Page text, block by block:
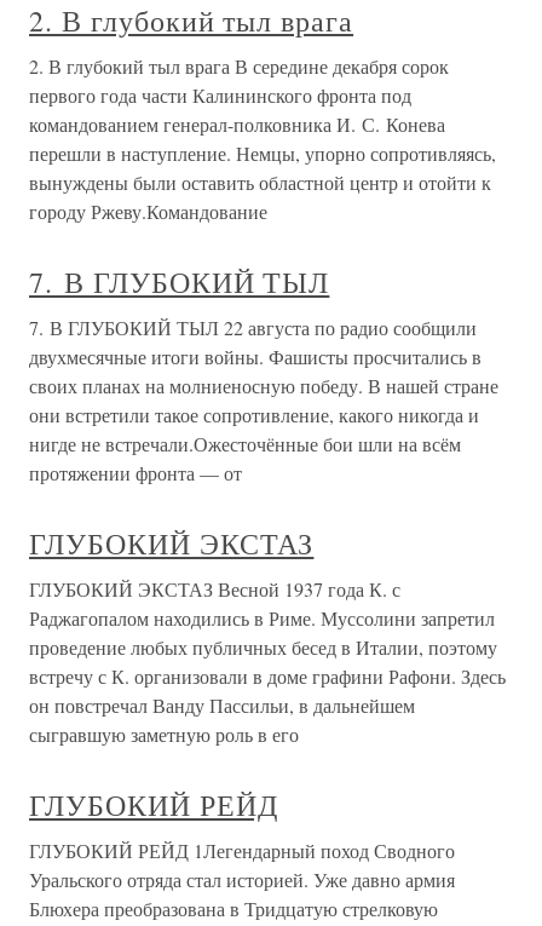
2. В глубокий тыл врага
2. В глубокий тыл врага В середине декабря сорок
первого года части Калининского фронта под
командованием генерал-полковника И. С. Конева
перешли в наступление. Немцы, упорно сопротивляясь,
вынуждены были оставить областной центр и отойти к
городу Ржеву.Командование
7. В ГЛУБОКИЙ ТЫЛ
7. В ГЛУБОКИЙ ТЫЛ 22 августа по радио сообщили
двухмесячные итоги войны. Фашисты просчитались в
своих планах на молниеносную победу. В нашей стране
они встретили такое сопротивление, какого никогда и
нигде не встречали.Ожесточённые бои шли на всём
протяжении фронта — от
ГЛУБОКИЙ ЭКСТАЗ
ГЛУБОКИЙ ЭКСТАЗ Весной 1937 года К. с
Раджагопалом находились в Риме. Муссолини запретил
проведение любых публичных бесед в Италии, поэтому
встречу с К. организовали в доме графини Рафони. Здесь
он повстречал Ванду Пассильи, в дальнейшем
сыгравшую заметную роль в его
ГЛУБОКИЙ РЕЙД
ГЛУБОКИЙ РЕЙД 1Легендарный поход Сводного
Уральского отряда стал историей. Уже давно армия
Блюхера преобразована в Тридцатую стрелковую